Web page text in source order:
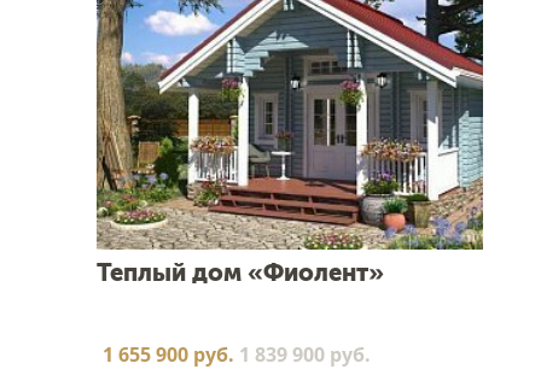
Теплый дом «Фиолент»
1 655 900 руб. 1 839 900 руб.